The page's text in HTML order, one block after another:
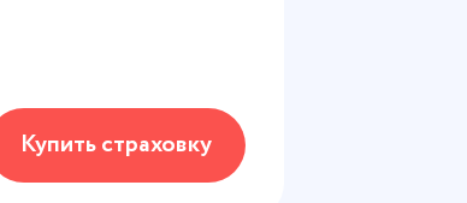
Купить страховку